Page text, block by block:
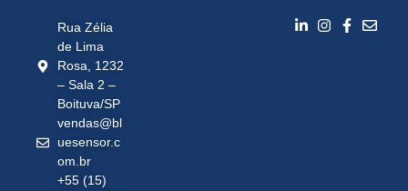
Rua Zélia
de Lima
Rosa, 1232
– Sala 2 –
Boituva/SP
vendas@bl
uesensor.c
om.br
+55 (15)